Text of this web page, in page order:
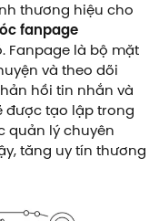
thương hiệu cho
fanpage
Fanpage là bộ mặt
và theo dõi
hồi tin nhắn và
được tạo lập trong
quản lý chuyên
tăng uy tín thương